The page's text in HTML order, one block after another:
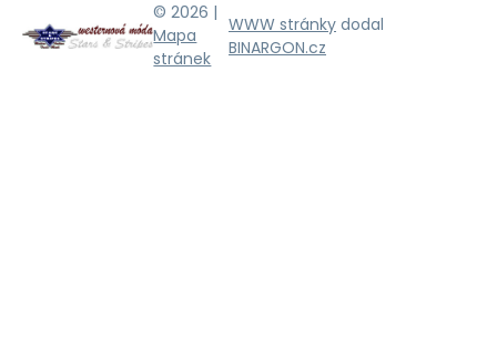
© 2026 |
Mapa
stránek
WWW stránky dodal
BINARGON.cz